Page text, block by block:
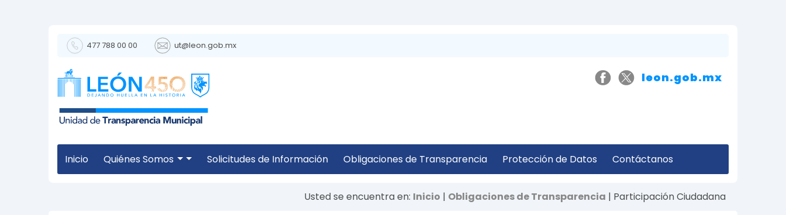
477 788 00 00 ut@leon.gob.mx
leon.gob.mx
Inicio Quiénes Somos Solicitudes de Información Obligaciones de Transparencia Protección de Datos Contáctanos
Usted se encuentra en: Inicio | Obligaciones de Transparencia | Participación Ciudadana